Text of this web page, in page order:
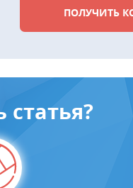
ПОЛУЧИТЬ